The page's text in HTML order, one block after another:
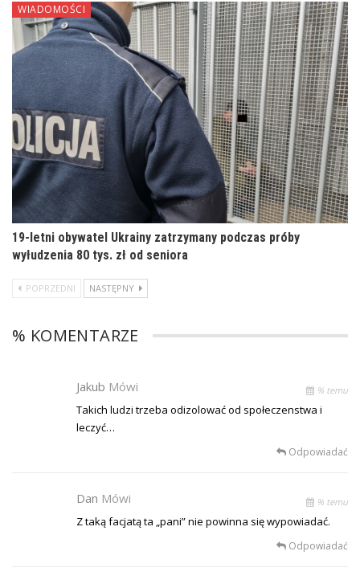
WIADOMOŚCI
19-letni obywatel Ukrainy zatrzymany podczas próby
wyłudzenia 80 tys. zł od seniora
POPRZEDNI NASTĘPNY
% KOMENTARZE
Jakub Mówi % temu
Takich ludzi trzeba odizolować od społeczenstwa i
leczyć…
Odpowiadać
Dan Mówi % temu
Z taką facjatą ta „pani” nie powinna się wypowiadać.
Odpowiadać